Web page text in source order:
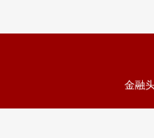
金融